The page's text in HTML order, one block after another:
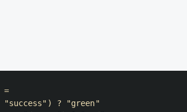
=
"success" ) ?
"green"